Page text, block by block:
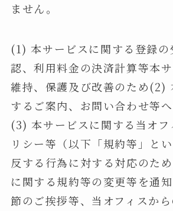
ません。
(1) 本サービスに関する登録の
認、利用料金の決済計算等本サ
維持、保護及び改善のため(2)
するご案内、お問い合わせ等
(3) 本サービスに関する当オフ
リシー等（以下「規約等」と
反する行為に対する対応のた
に関する規約等の変更等を通
節のご挨拶等、当オフィスか